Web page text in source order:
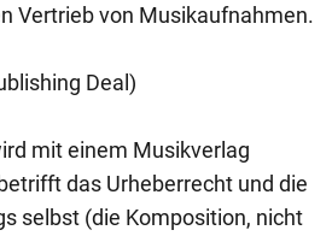
Vertrieb von Musikaufnahmen.
Deal)
mit einem Musikverlag
das Urheberrecht und die
selbst (die Komposition, nicht